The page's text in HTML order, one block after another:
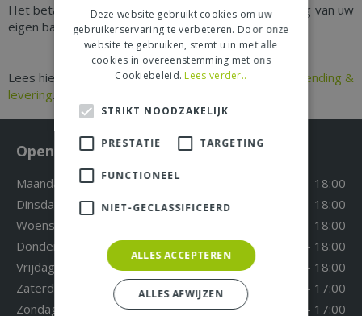
Het betalen via iDeal doet u via de betalingsomgeving van uw
eigen bank en is dus veilig en vertrouwd.
Lees hier welke artikelen wij verzendenen onze
verzending &
levering.
Openingstijden
Maandag
09:30 - 18:00
Dinsdag
09:30 - 18:00
Woensdag
09:30 - 18:00
Donderdag
09:30 - 18:00
Vrijdag
09:30 - 18:00
Zaterdag
09:30 - 17:00
Zondag
12:00 - 17:00
Deze website gebruikt cookies om uw
gebruikerservaring te verbeteren. Door onze
website te gebruiken, stemt u in met alle
cookies in overeenstemming met ons
Cookiebeleid. Lees verder..
STRIKT NOODZAKELIJK
PRESTATIE TARGETING
FUNCTIONEEL
NIET-GECLASSIFICEERD
ALLES ACCEPTEREN
ALLES AFWIJZEN